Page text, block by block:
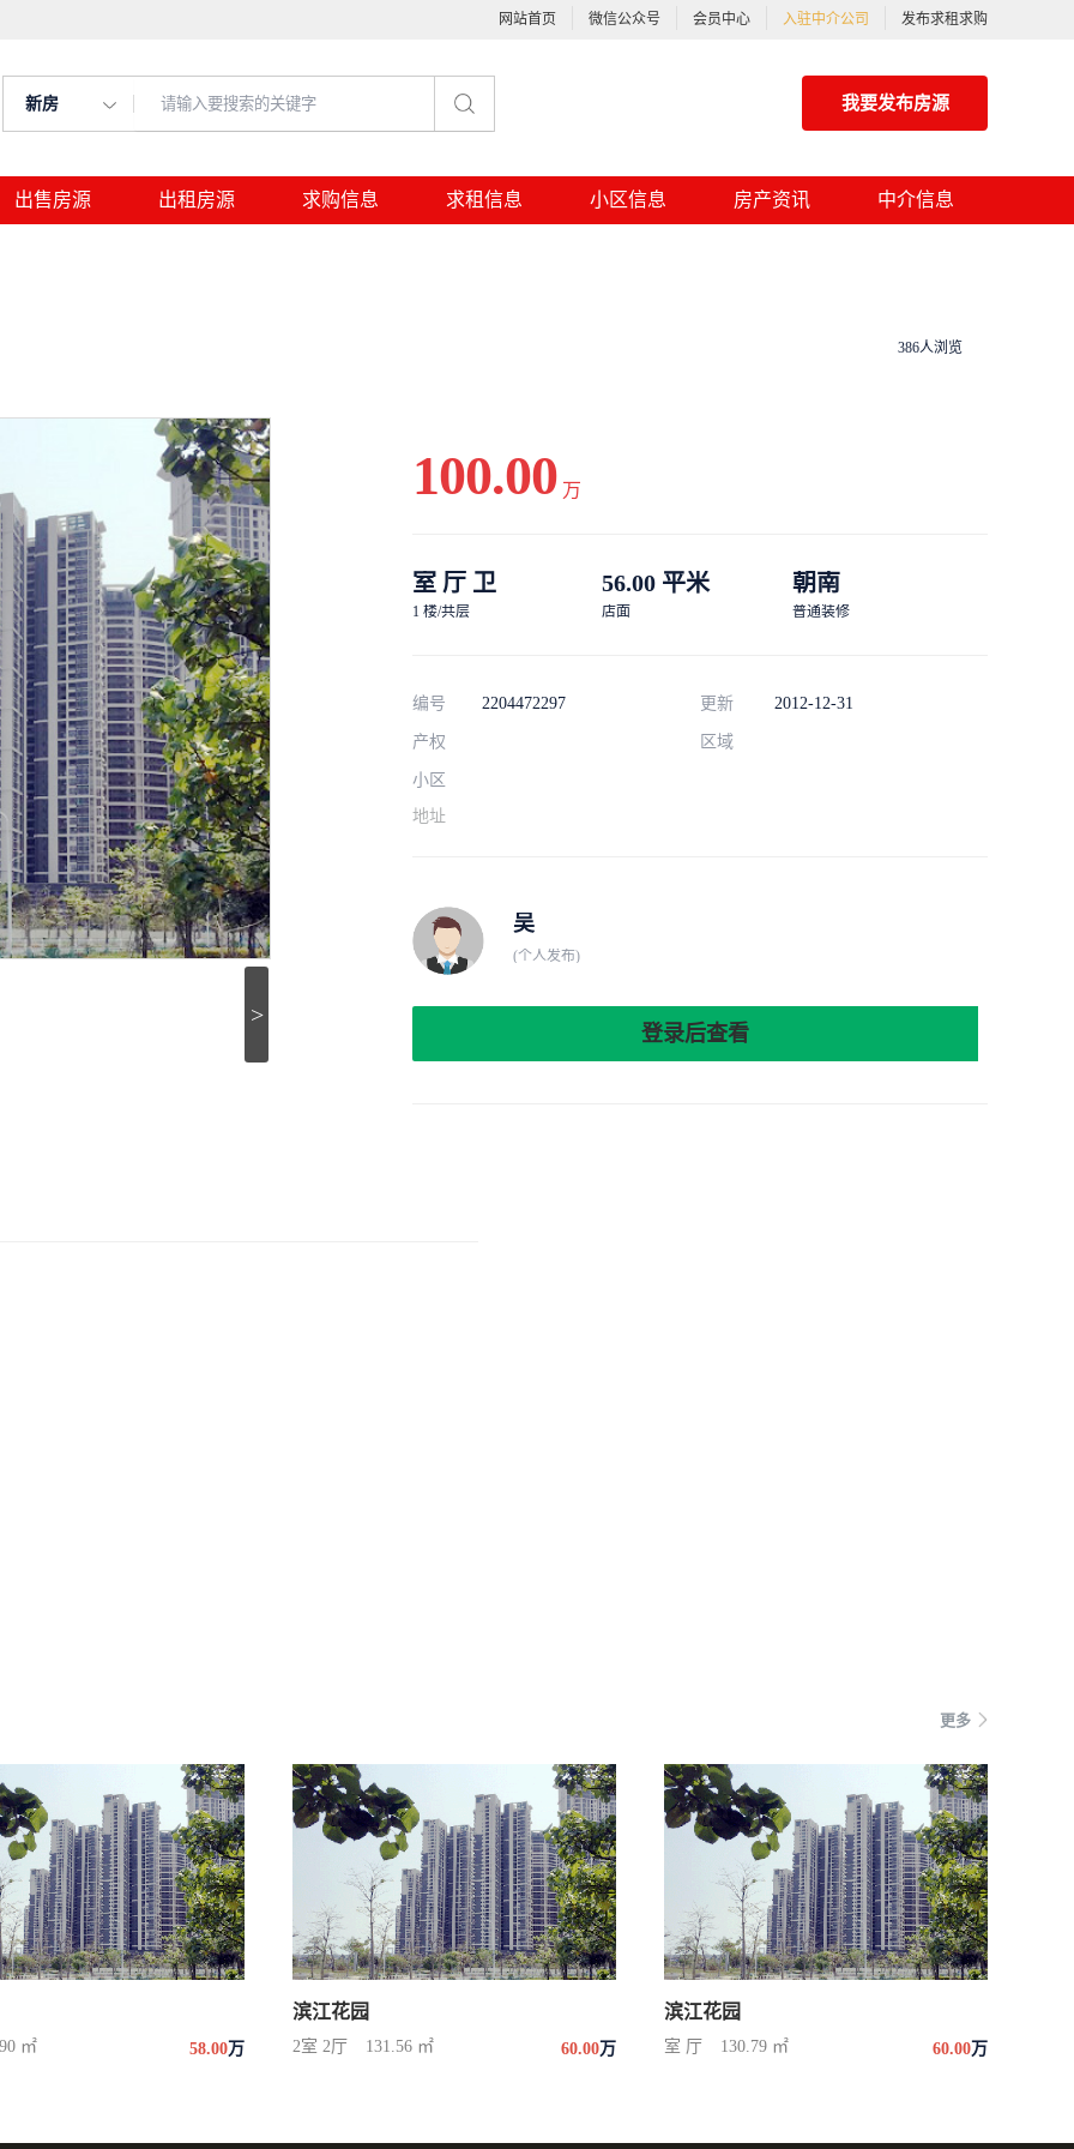
网站首页 微信公众号 会员中心 入驻中介公司 发布求租求购
新房 我要发布房源
出售房源 出租房源 求购信息 求租信息 小区信息 房产资讯 中介信息
386人浏览
>
100.00 万
室 厅 卫
1 楼/共层
56.00 平米
店面
朝南
普通装修
编号 2204472297 更新 2012-12-31
产权 区域
小区
地址
吴
(个人发布)
登录后查看
更多
㎡ 58.00万
滨江花园
2室 2厅 131.56 ㎡ 60.00万
滨江花园
室 厅 130.79 ㎡ 60.00万